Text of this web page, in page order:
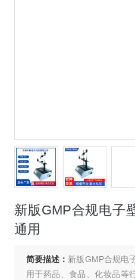
新版GMP合规电子
通用
简要描述： 新版GMP合规电
用于药品、食品、化妆品等